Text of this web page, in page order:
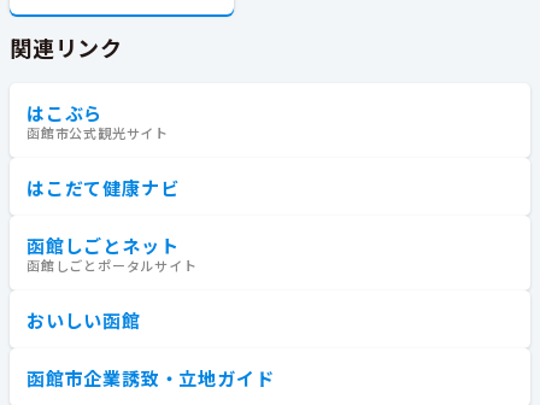
関連リンク
はこぶら
函館市公式観光サイト
はこだて健康ナビ
函館しごとネット
函館しごとポータルサイト
おいしい函館
函館市企業誘致・立地ガイド